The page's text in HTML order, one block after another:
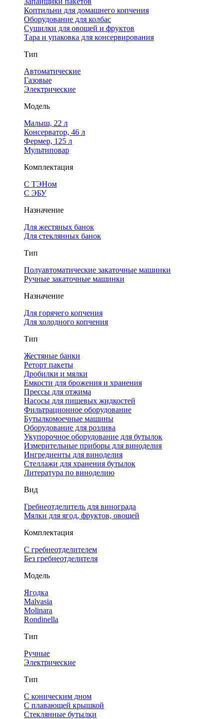
Коптильни для домашнего копчения
Оборудование для колбас
Сушилки для овощей и фруктов
Тара и упаковка для консервирования
Тип
Автоматические
Газовые
Электрические
Модель
Малыш, 22 л
Консерватор, 46 л
Фермер, 125 л
Мультиповар
Комплектация
С ТЭНом
С ЭБУ
Назначение
Для жестяных банок
Для стеклянных банок
Тип
Полуавтоматические закаточные машинки
Ручные закаточные машинки
Назначение
Для горячего копчения
Для холодного копчения
Тип
Жестяные банки
Реторт пакеты
Дробилки и мялки
Емкости для брожения и хранения
Прессы для отжима
Насосы для пищевых жидкостей
Фильтрационное оборудование
Бутылкомоечные машины
Оборудование для розлива
Укупорочное оборудование для бутылок
Измерительные приборы для виноделия
Ингредиенты для виноделия
Стеллажи для хранения бутылок
Литература по виноделию
Вид
Гребнеотделитель для винограда
Мялки для ягод, фруктов, овощей
Комплектация
С гребнеотделителем
Без гребнеотделителя
Модель
Ягодка
Malvasia
Molinara
Rondinella
Тип
Ручные
Электрические
Тип
С коническим дном
С плавающей крышкой
Стеклянные бутылки